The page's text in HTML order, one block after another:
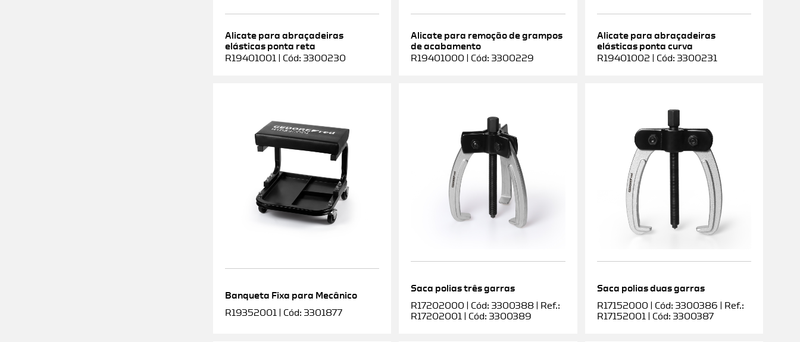
Alicate para abraçadeiras
elásticas ponta reta
R19401001 | Cód: 3300230
Alicate para remoção de grampos
de acabamento
R19401000 | Cód: 3300229
Alicate para abraçadeiras
elásticas ponta curva
R19401002 | Cód: 3300231
Banqueta Fixa para Mecânico
R19352001 | Cód: 3301877
Saca polias três garras
R17202000 | Cód: 3300388 | Ref.:
R17202001 | Cód: 3300389
Saca polias duas garras
R17152000 | Cód: 3300386 | Ref.:
R17152001 | Cód: 3300387